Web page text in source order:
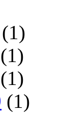
(1)
(1)
(1)
(1)